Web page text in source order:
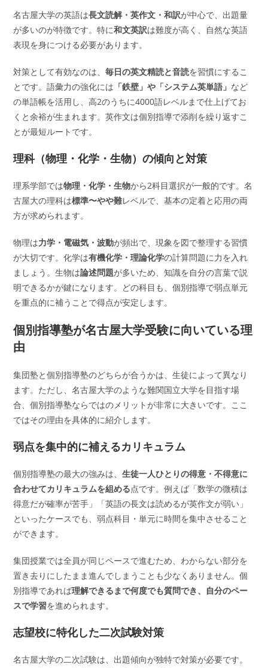
名古屋大学の英語は長文読解・英作文・和訳が中心で、出題量
が多いのが特徴です。特に和文英訳は難度が高く、自然な英語
表現を身につける必要があります。
対策として有効なのは、毎日の英文精読と音読を習慣にするこ
とです。語彙力の強化には 「鉄壁」や「システム英単語」 など
の単語帳を活用し、高2のうちに4000語レベルまで仕上げてお
くと余裕が生まれます。英作文は個別指導で添削を繰り返すこ
とが最短ルートです。
理科（物理・化学・生物）の傾向と対策
理系学部では物理・化学・生物から2科目選択が一般的です。名
古屋大の理科は標準〜やや難レベルで、基本の定着と応用の両
方が求められます。
物理は力学・電磁気・波動が頻出で、現象を図で整理する習慣
が大切です。化学は有機化学・理論化学の計算問題に力を入れ
ましょう。生物は論述問題が多いため、知識を自分の言葉で説
明できるかが鍵になります。どの科目も、個別指導で弱点単元
を重点的に補うことで得点が安定します。
個別指導塾が名古屋大学受験に向いている理
由
集団塾と個別指導塾のどちらが合うかは、生徒によって異なり
ます。ただし、名古屋大学のような難関国立大学を目指す場
合、個別指導塾ならではのメリットが非常に大きいです。ここ
ではその理由を具体的に紹介します。
弱点を集中的に補えるカリキュラム
個別指導塾の最大の強みは、生徒一人ひとりの得意・不得意に
合わせてカリキュラムを組める点です。例えば「数学の微積は
得意だが確率が苦手」「英語の長文は読めるが英作文が弱い」
といったケースでも、弱点科目・単元に時間を集中させること
ができます。
集団授業では全員が同じペースで進むため、わからない部分を
置き去りにしたまま進んでしまうことも少なくありません。個
別指導であれば理解できるまで何度でも質問でき、自分のペー
スで学習を進められます。
志望校に特化した二次試験対策
名古屋大学の二次試験は、出題傾向が独特で対策が必要です。